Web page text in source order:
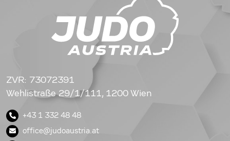
ZVR: 73072391
Wehlistraße 29/1/111, 1200 Wien
+43 1 332 48 48
office@judoaustria.at